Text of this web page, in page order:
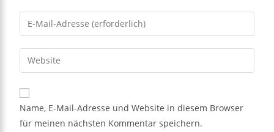
Name, E-Mail-Adresse und Website in diesem Browser
für meinen nächsten Kommentar speichern.